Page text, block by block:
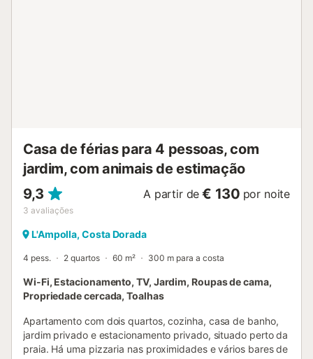
Portanto, se procura uma villa com grande capac...
Casa de férias para 4 pessoas, com
jardim, com animais de estimação
9,3
3 avaliações
A partir de € 130 por noite
L'Ampolla, Costa Dorada
4 pess. 2 quartos 60 m² 300 m para a costa
Wi-Fi, Estacionamento, TV, Jardim, Roupas de cama,
Propriedade cercada, Toalhas
Apartamento com dois quartos, cozinha, casa de banho,
jardim privado e estacionamento privado, situado perto da
praia. Há uma pizzaria nas proximidades e vários bares de